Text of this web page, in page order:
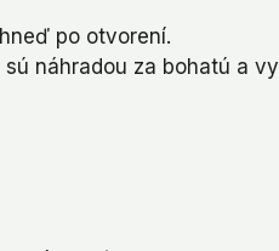
po otvorení.
náhradou za bohatú a